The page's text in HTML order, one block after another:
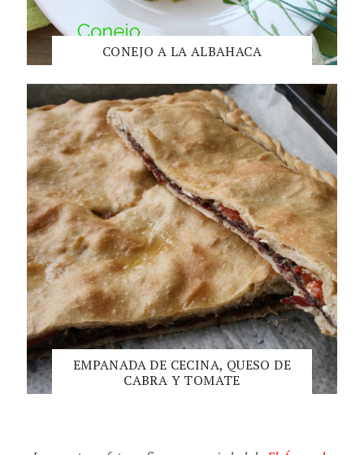
CONEJO A LA ALBAHACA
EMPANADA DE CECINA, QUESO DE
CABRA Y TOMATE